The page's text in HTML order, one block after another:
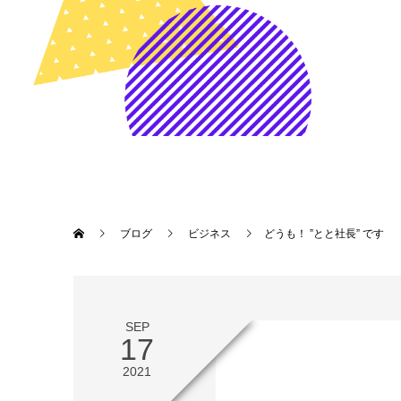
ブログ ビジネス どうも！ ”とと社長” です
SEP
17
2021